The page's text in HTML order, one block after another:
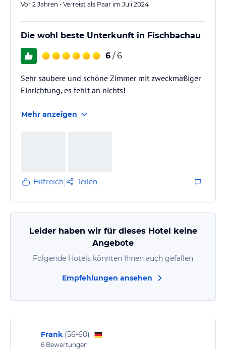
Vor 2 Jahren • Verreist als Paar im Juli 2024
Die wohl beste Unterkunft in Fischbachau
6 / 6
Sehr saubere und schöne Zimmer mit zweckmäßiger
Einrichtung, es fehlt an nichts!
Mehr anzeigen
Hilfreich Teilen
Leider haben wir für dieses Hotel keine
Angebote
Folgende Hotels könnten Ihnen auch gefallen
Empfehlungen ansehen
Frank (56-60)
6 Bewertungen